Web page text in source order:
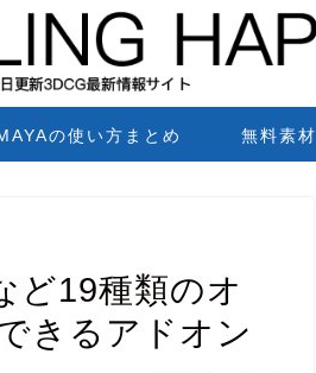
の使い方まとめ 無料素材
ど19種類のオ
きるアドオン